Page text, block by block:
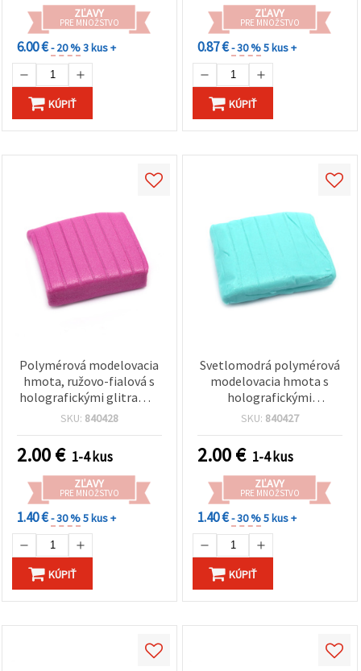
ZĽAVY
PRE MNOŽSTVO
6.00 €- 20 %3 kus +
KÚPIŤ
ZĽAVY
PRE MNOŽSTVO
0.87 €- 30 %5 kus +
KÚPIŤ
Polymérová modelovacia
hmota, ružovo-fialová s
holografickými glitrami -
50 g
SKU: 840428
2.00€ 1-4 kus
ZĽAVY
PRE MNOŽSTVO
1.40 €- 30 %5 kus +
KÚPIŤ
Svetlomodrá polymérová
modelovacia hmota s
holografickými
trblietkami, 50 g
SKU: 840427
2.00€ 1-4 kus
ZĽAVY
PRE MNOŽSTVO
1.40 €- 30 %5 kus +
KÚPIŤ